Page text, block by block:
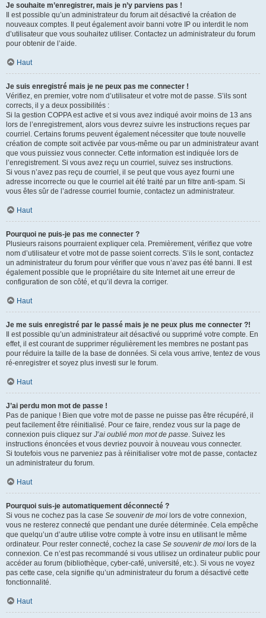
Je souhaite m’enregistrer, mais je n’y parviens pas !
Il est possible qu’un administrateur du forum ait désactivé la création de
nouveaux comptes. Il peut également avoir banni votre IP ou interdit le nom
d’utilisateur que vous souhaitez utiliser. Contactez un administrateur du forum
pour obtenir de l’aide.
Haut
Je suis enregistré mais je ne peux pas me connecter !
Vérifiez, en premier, votre nom d’utilisateur et votre mot de passe. S’ils sont
corrects, il y a deux possibilités :
Si la gestion COPPA est active et si vous avez indiqué avoir moins de 13 ans
lors de l’enregistrement, alors vous devrez suivre les instructions reçues par
courriel. Certains forums peuvent également nécessiter que toute nouvelle
création de compte soit activée par vous-même ou par un administrateur avant
que vous puissiez vous connecter. Cette information est indiquée lors de
l’enregistrement. Si vous avez reçu un courriel, suivez ses instructions.
Si vous n’avez pas reçu de courriel, il se peut que vous ayez fourni une
adresse incorrecte ou que le courriel ait été traité par un filtre anti-spam. Si
vous êtes sûr de l’adresse courriel fournie, contactez un administrateur.
Haut
Pourquoi ne puis-je pas me connecter ?
Plusieurs raisons pourraient expliquer cela. Premièrement, vérifiez que votre
nom d’utilisateur et votre mot de passe soient corrects. S’ils le sont, contactez
un administrateur du forum pour vérifier que vous n’avez pas été banni. Il est
également possible que le propriétaire du site Internet ait une erreur de
configuration de son côté, et qu’il devra la corriger.
Haut
Je me suis enregistré par le passé mais je ne peux plus me connecter ?!
Il est possible qu’un administrateur ait désactivé ou supprimé votre compte. En
effet, il est courant de supprimer régulièrement les membres ne postant pas
pour réduire la taille de la base de données. Si cela vous arrive, tentez de vous
ré-enregistrer et soyez plus investi sur le forum.
Haut
J’ai perdu mon mot de passe !
Pas de panique ! Bien que votre mot de passe ne puisse pas être récupéré, il
peut facilement être réinitialisé. Pour ce faire, rendez vous sur la page de
connexion puis cliquez sur J’ai oublié mon mot de passe. Suivez les
instructions énoncées et vous devriez pouvoir à nouveau vous connecter.
Si toutefois vous ne parveniez pas à réinitialiser votre mot de passe, contactez
un administrateur du forum.
Haut
Pourquoi suis-je automatiquement déconnecté ?
Si vous ne cochez pas la case Se souvenir de moi lors de votre connexion,
vous ne resterez connecté que pendant une durée déterminée. Cela empêche
que quelqu’un d’autre utilise votre compte à votre insu en utilisant le même
ordinateur. Pour rester connecté, cochez la case Se souvenir de moi lors de la
connexion. Ce n’est pas recommandé si vous utilisez un ordinateur public pour
accéder au forum (bibliothèque, cyber-café, université, etc.). Si vous ne voyez
pas cette case, cela signifie qu’un administrateur du forum a désactivé cette
fonctionnalité.
Haut